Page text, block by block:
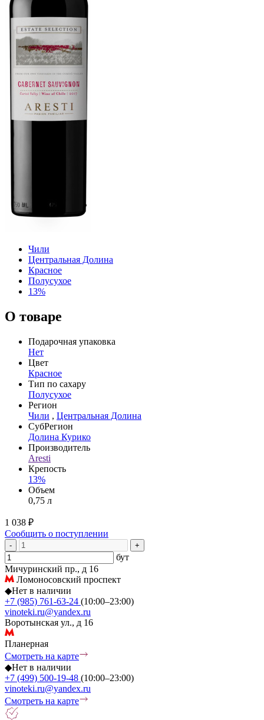
Чили
Центральная Долина
Красное
Полусухое
13%
О товаре
Подарочная упаковка
Нет
Цвет
Красное
Тип по сахару
Полусухое
Регион
Чили , Центральная Долина
СубРегион
Долина Курико
Производитель
Aresti
Крепость
13%
Объем
0,75 л
1 038 ₽
Сообщить о поступлении
- +
бут
Мичуринский пр., д 16
Ломоносовский проспект
◆Нет в наличии
+7 (985) 761-63-24 (10:00–23:00)
vinoteki.ru@yandex.ru
Воротынская ул., д 16
Планерная
Смотреть на карте
◆Нет в наличии
+7 (499) 500-19-48 (10:00–23:00)
vinoteki.ru@yandex.ru
Смотреть на карте